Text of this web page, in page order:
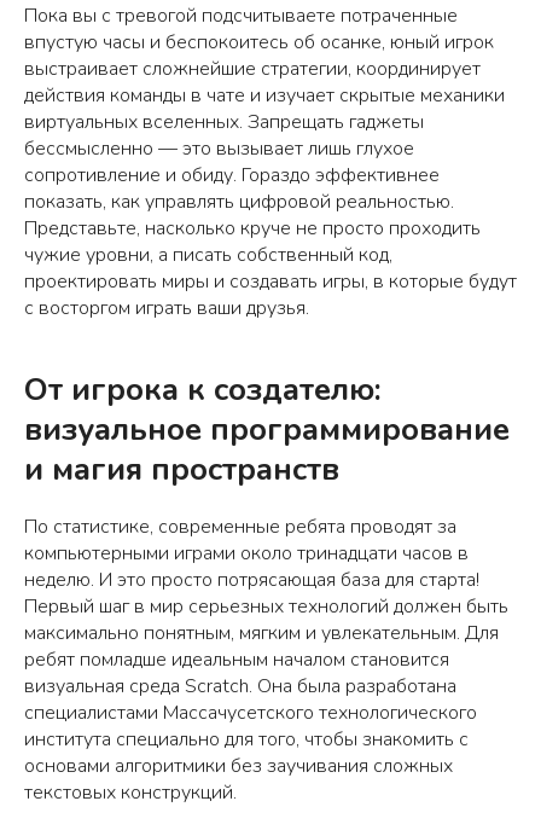
Пока вы с тревогой подсчитываете потраченные
впустую часы и беспокоитесь об осанке, юный игрок
выстраивает сложнейшие стратегии, координирует
действия команды в чате и изучает скрытые механики
виртуальных вселенных. Запрещать гаджеты
бессмысленно — это вызывает лишь глухое
сопротивление и обиду. Гораздо эффективнее
показать, как управлять цифровой реальностью.
Представьте, насколько круче не просто проходить
чужие уровни, а писать собственный код,
проектировать миры и создавать игры, в которые будут
с восторгом играть ваши друзья.
От игрока к создателю:
визуальное программирование
и магия пространств
По статистике, современные ребята проводят за
компьютерными играми около тринадцати часов в
неделю. И это просто потрясающая база для старта!
Первый шаг в мир серьезных технологий должен быть
максимально понятным, мягким и увлекательным. Для
ребят помладше идеальным началом становится
визуальная среда Scratch. Она была разработана
специалистами Массачусетского технологического
института специально для того, чтобы знакомить с
основами алгоритмики без заучивания сложных
текстовых конструкций.